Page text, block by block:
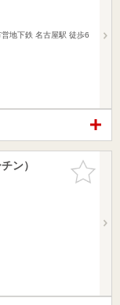
地下鉄 名古屋駅 徒歩6
お気に入
りに追加
ン）